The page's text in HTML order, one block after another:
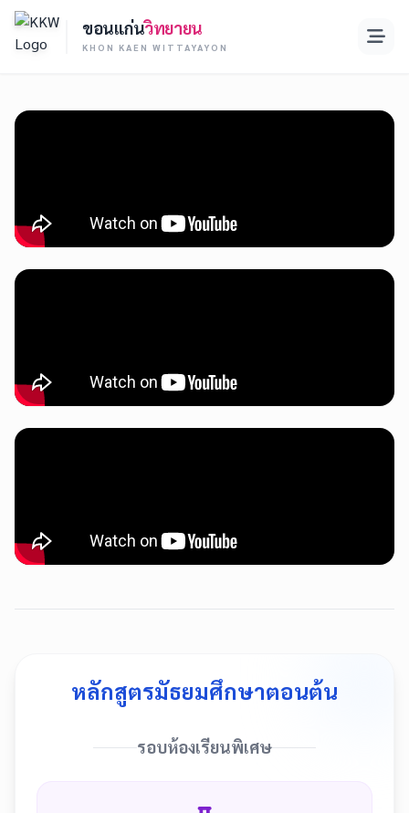
ขอนแก่นวิทยายน
KHON KAEN WITTAYAYON
หลักสูตรมัธยมศึกษาตอนต้น
รอบห้องเรียนพิเศษ